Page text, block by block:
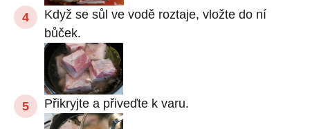
Když se sůl ve vodě roztaje, vložte do ní
bůček.
Přikryjte a přiveďte k varu.